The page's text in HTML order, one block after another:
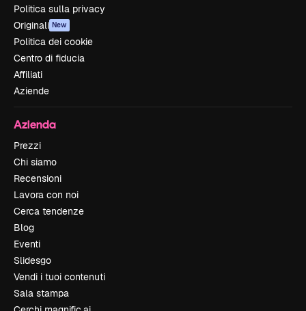
Politica sulla privacy
Originali New
Politica dei cookie
Centro di fiducia
Affiliati
Aziende
Azienda
Prezzi
Chi siamo
Recensioni
Lavora con noi
Cerca tendenze
Blog
Eventi
Slidesgo
Vendi i tuoi contenuti
Sala stampa